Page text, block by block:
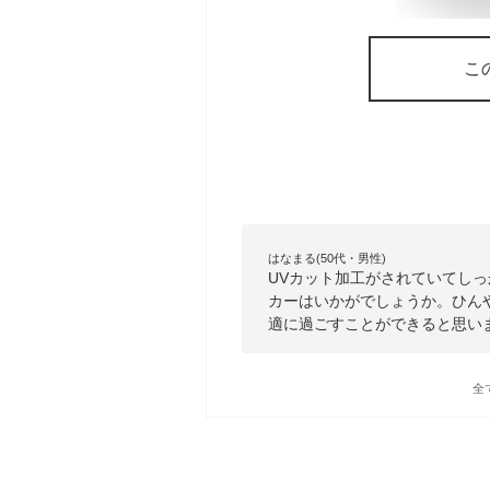
こ
はなまる(50代・男性)
UVカット加工がされていてし
カーはいかがでしょうか。ひ
適に過ごすことができると思い
全